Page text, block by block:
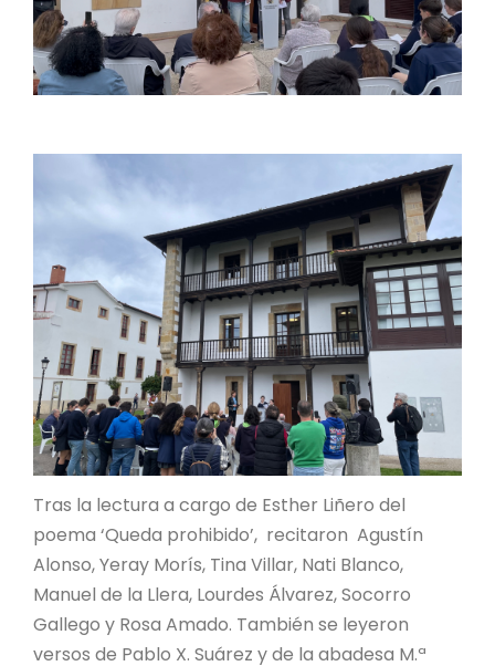
Tras la lectura a cargo de Esther Liñero del
poema ‘Queda prohibido’, recitaron Agustín
Alonso, Yeray Morís, Tina Villar, Nati Blanco,
Manuel de la Llera, Lourdes Álvarez, Socorro
Gallego y Rosa Amado. También se leyeron
versos de Pablo X. Suárez y de la abadesa M.ª